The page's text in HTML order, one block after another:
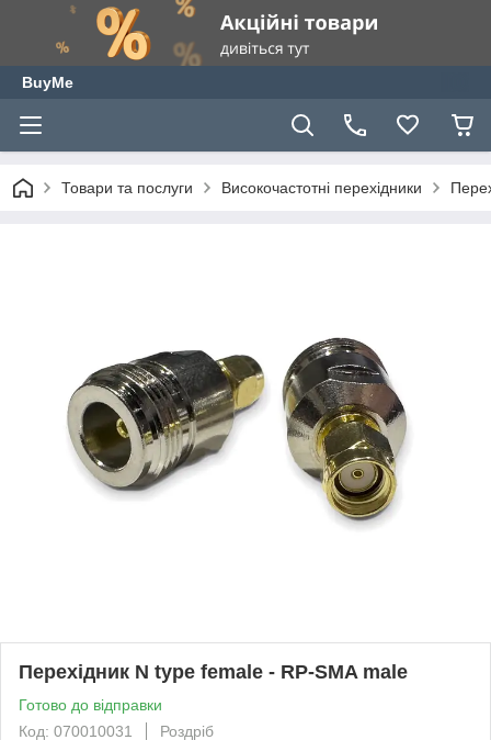
BuyMe
Товари та послуги Високочастотні перехідники
Перехідник N type female - RP-SMA male
Готово до відправки
Код: 070010031
Роздріб